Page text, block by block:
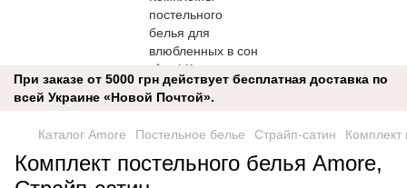
При заказе от 5000 грн действует бесплатная доставка по
всей Украине «Новой Почтой».
Каталог Amore Постельное белье Страйп-сатин Комплект
Комплект постельного белья Amore,